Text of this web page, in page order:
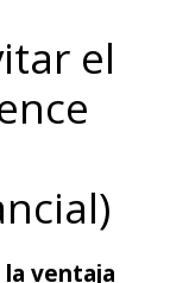
el
ventaja